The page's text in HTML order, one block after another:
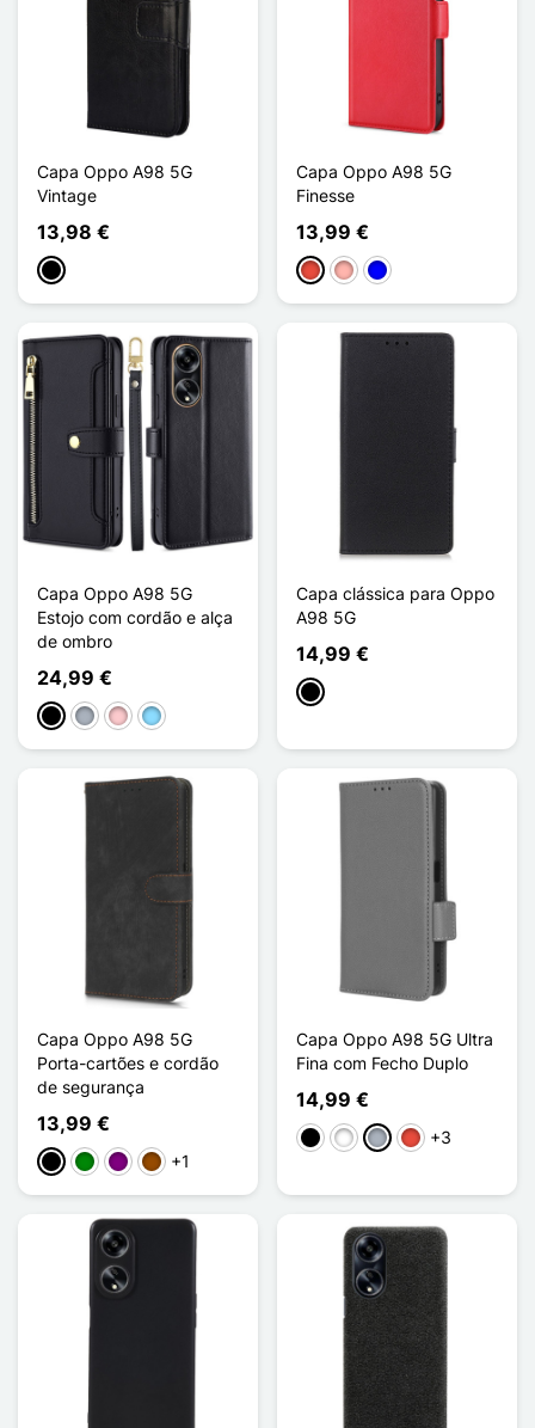
Capa Oppo A98 5G
Vintage
13,98 €
Preto
Capa Oppo A98 5G
Finesse
13,99 €
Vermelho
Ouro rosa
Azul
Capa Oppo A98 5G
Estojo com cordão e alça
de ombro
24,99 €
PretoCinzento
RosaAzul Claro
Capa clássica para Oppo
A98 5G
14,99 €
Preto
Capa Oppo A98 5G
Porta-cartões e cordão
de segurança
13,99 €
PretoVerdePúrpuraCastanho
+1
Capa Oppo A98 5G Ultra
Fina com Fecho Duplo
14,99 €
PretoBrancoCinzento
Vermelho
+3